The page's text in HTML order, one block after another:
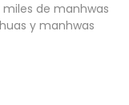
de manhwas
y manhwas